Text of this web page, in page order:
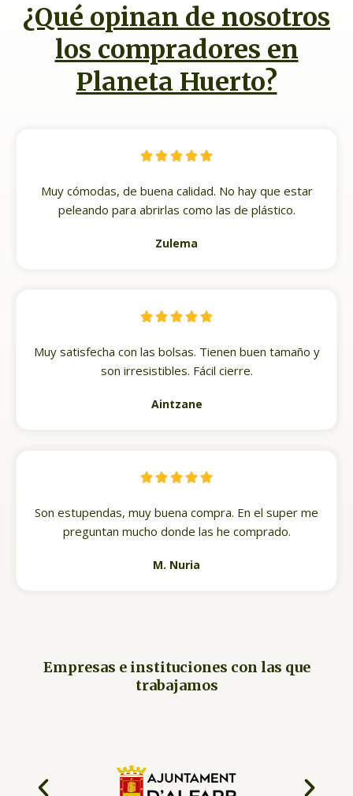
¿Qué opinan de nosotros
los compradores en
Planeta Huerto?

Muy cómodas, de buena calidad. No hay que estar
peleando para abrirlas como las de plástico.
Zulema

Muy satisfecha con las bolsas. Tienen buen tamaño y
son irresistibles. Fácil cierre.
Aintzane

Son estupendas, muy buena compra. En el super me
preguntan mucho donde las he comprado.
M. Nuria
Empresas e instituciones con las que
trabajamos